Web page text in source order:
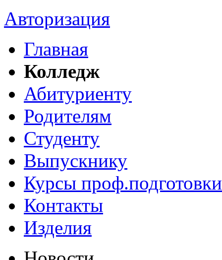
Авторизация
Главная
Колледж
Абитуриенту
Родителям
Студенту
Выпускнику
Курсы проф.подготовки
Контакты
Изделия